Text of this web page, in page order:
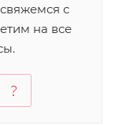
с
на все